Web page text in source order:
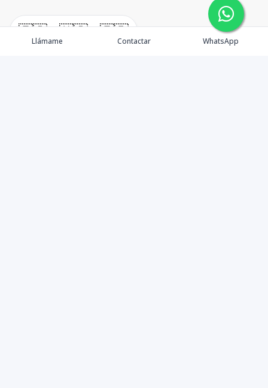
🇪🇸 🇺🇸 🇫🇷
Llámame Contactar WhatsApp